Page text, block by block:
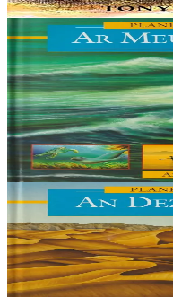
En stock9,00 €
6 ans et plus
An Here
Los oceanos
Plus de 70 % de la surface
livre explique comment se
l'on y trouve.
En stock9,00 €
6 ans et plus
An Here
Los desiertos
Ce livre explique comment
désertifiées et dresse un